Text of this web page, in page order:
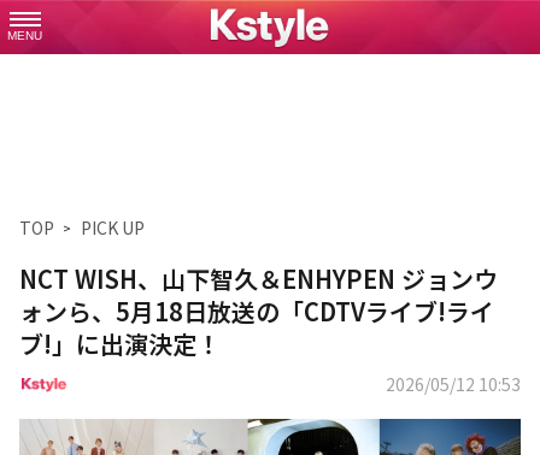
MENU
TOP PICK UP
NCT WISH、山下智久＆ENHYPEN ジョンウ
ォンら、5月18日放送の「CDTVライブ!ライ
ブ!」に出演決定！
2026/05/12 10:53